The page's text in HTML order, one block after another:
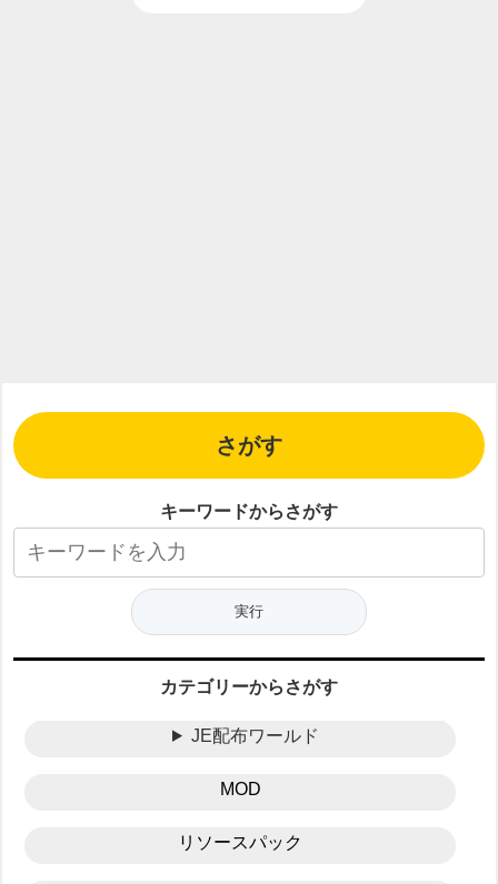
さがす
キーワードからさがす
カテゴリーからさがす
JE配布ワールド
MOD
リソースパック